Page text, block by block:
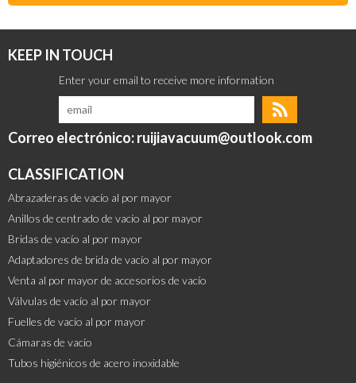
KEEP IN TOUCH
Correo electrónico: ruijiavacuum@outlook.com
CLASSIFICATION
Abrazaderas de vacío al por mayor
Anillos de centrado de vacío al por mayor
Bridas de vacío al por mayor
Adaptadores de brida de vacío al por mayor
Venta al por mayor de accesorios de vacío
Válvulas de vacío al por mayor
Fuelles de vacío al por mayor
Cámaras de vacío
Tubos higiénicos de acero inoxidable